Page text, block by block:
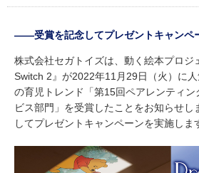
――受賞を記念してプレゼントキャン
株式会社セガトイズは、動く絵本プロジ
Switch 2』が2022年11月29日（火）に
の育児トレンド「第15回ペアレンティ
ビス部門」を受賞したことをお知らせし
してプレゼントキャンペーンを実施しま